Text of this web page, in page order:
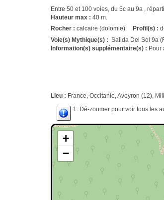
Entre 50 et 100 voies, du 5c au 9a ,
Hauteur max : 40 m.
Rocher : calcaire (dolomie). Profil(s) :
Voie(s) Mythique(s) : Salida Del Sol 9a
Information(s) supplémentaire(s) : Pour
Lieu : France, Occitanie, Aveyron (12),
1. Dé-zoomer pour voir tous les
+
−